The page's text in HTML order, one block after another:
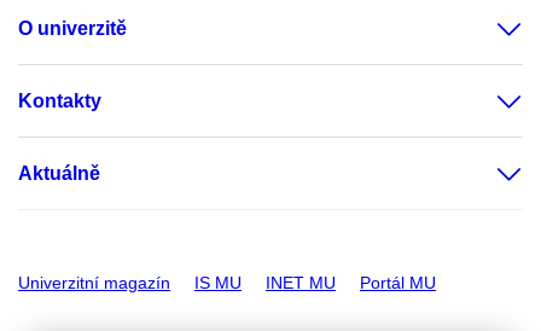
O univerzitě
Kontakty
Aktuálně
Univerzitní magazín IS MU INET MU Portál MU